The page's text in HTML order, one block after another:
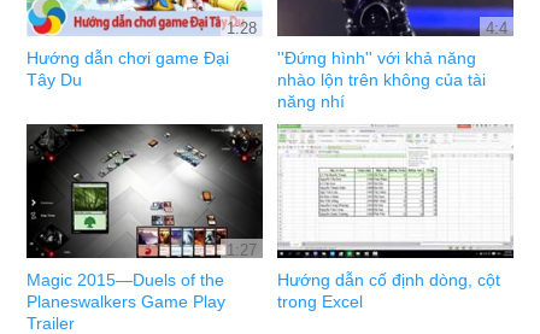
1:28
Hướng dẫn chơi game Đại
Tây Du
4:4
''Đứng hình'' với khả năng
nhào lộn trên không của tài
năng nhí
1:27
Magic 2015—Duels of the
Planeswalkers Game Play
Trailer
Hướng dẫn cố định dòng, cột
trong Excel